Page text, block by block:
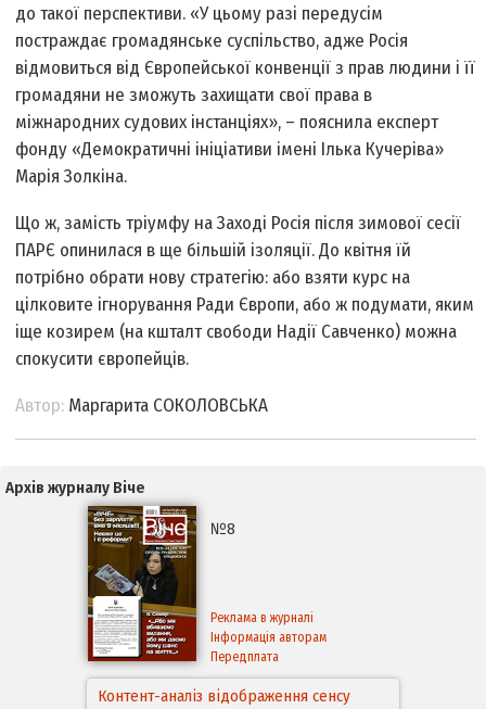
до такої перспективи. «У цьому разі передусім
постраждає громадянське суспільство, адже Росія
відмовиться від Європейської конвенції з прав людини і її
громадяни не зможуть захищати свої права в
міжнародних судових інстанціях», – пояснила експерт
фонду «Демократичні ініціативи імені Ілька Кучеріва»
Марія Золкіна.
Що ж, замість тріумфу на Заході Росія після зимової сесії
ПАРЄ опинилася в ще більшій ізоляції. До квітня їй
потрібно обрати нову стратегію: або взяти курс на
цілковите ігнорування Ради Європи, або ж подумати, яким
іще козирем (на кшталт свободи Надії Савченко) можна
спокусити європейців.
Автор: Маргарита СОКОЛОВСЬКА
Архів журналу Віче
№8
Реклама в журналі
Інформація авторам
Передплата
Контент-аналіз відображення сенсу